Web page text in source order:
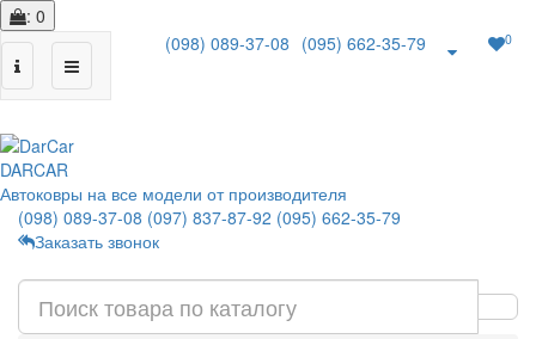
: 0
(098) 089-37-08 (095) 662-35-79 0
DARCAR
Автоковры на все модели от производителя
(098) 089-37-08 (097) 837-87-92 (095) 662-35-79
Заказать звонок